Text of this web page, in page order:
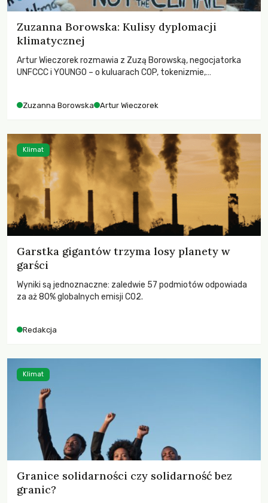
Zuzanna Borowska: Kulisy dyplomacji
klimatycznej
Artur Wieczorek rozmawia z Zuzą Borowską, negocjatorka
UNFCCC i YOUNGO – o kuluarach COP, tokenizmie,
Zuzanna Borowska Artur Wieczorek
Garstka gigantów trzyma losy planety w
garści
Wyniki są jednoznaczne: zaledwie 57 podmiotów odpowiada
za aż 80% globalnych emisji CO2.
Redakcja
Klimat
Granice solidarności czy solidarność bez
granic?
Klimat